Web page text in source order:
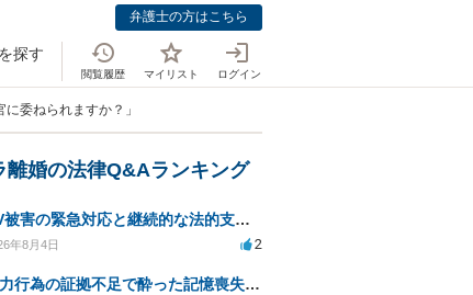
弁護士の方はこちら
探す
閲覧履歴 マイリスト ログイン
委ねられますか？」
離婚の法律Q&Aランキング
DV被害の緊急対応と継続的な法的支援を求む
年8月4日 2
暴力行為の証拠不足で酔った記憶喪失が認められるか？